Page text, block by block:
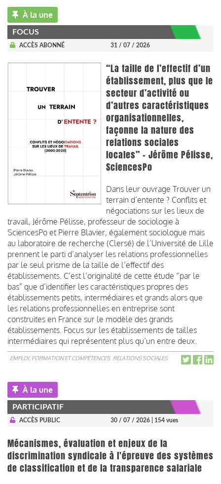
À la une
FOCUS
ACCÈS ABONNÉ 31 / 07 / 2026
“La taille de l’effectif d’un
établissement, plus que le
secteur d’activité ou
d’autres caractéristiques
organisationnelles,
façonne la nature des
relations sociales
locales” - Jérôme Pélisse,
SciencesPo
Dans leur ouvrage Trouver un
terrain d’entente ? Conflits et
négociations sur les lieux de
travail, Jérôme Pélisse, professeur de sociologie à
SciencesPo et Pierre Blavier, également sociologue mais
au laboratoire de recherche (Clersé) de l’Université de Lille
prennent le parti d’analyser les relations professionnelles
par le seul prisme de la taille de l’effectif des
établissements. C’est l’originalité de cette étude “par le
bas” que d’identifier les caractéristiques propres des
établissements petits, intermédiaires et grands alors que
les relations professionnelles en entreprise sont
construites en France sur le modèle des grands
établissements. Focus sur les établissements de tailles
intermédiaires qui représentent plus qu’un entre deux.
EMPLOI, FORMATION ET COMPÉTENCES RELATIONS SOCIALES
À la une
PARTICIPATIF
ACCÈS PUBLIC 30 / 07 / 2026 | 154 vues
Mécanismes, évaluation et enjeux de la
discrimination syndicale à l'épreuve des systèmes
de classification et de la transparence salariale